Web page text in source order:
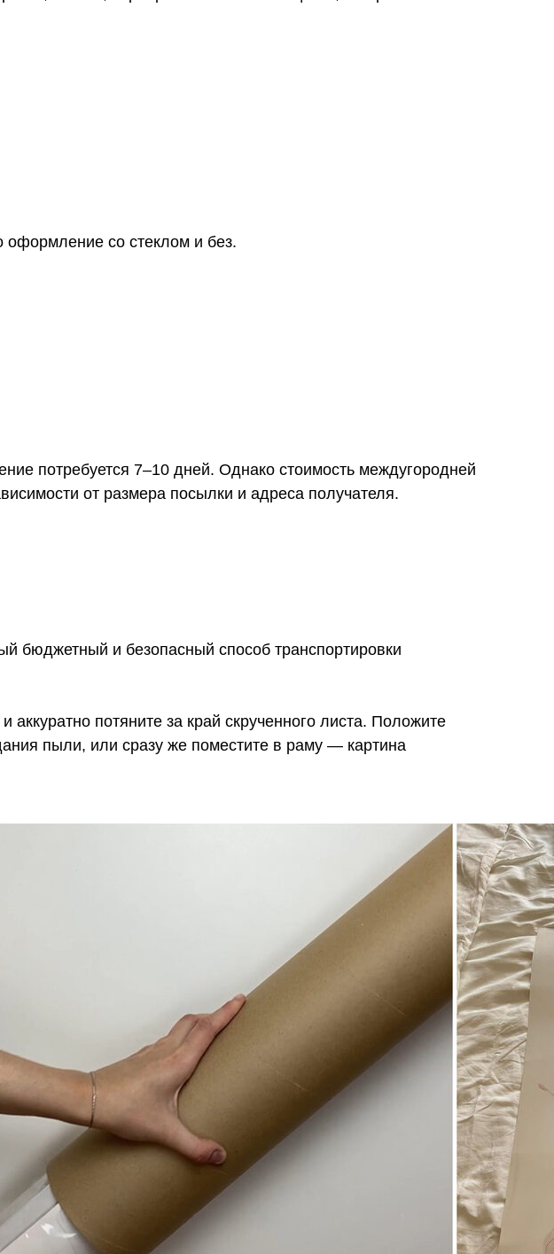
оформление со стеклом и без.
потребуется 7–10 дней. Однако стоимость междугородней
от размера посылки и адреса получателя.
бюджетный и безопасный способ транспортировки
аккуратно потяните за край скрученного листа. Положите
пыли, или сразу же поместите в раму — картина